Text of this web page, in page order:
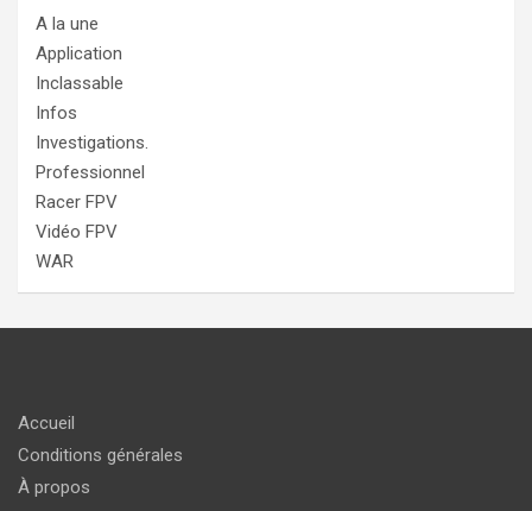
A la une
Application
Inclassable
Infos
Investigations.
Professionnel
Racer FPV
Vidéo FPV
WAR
Accueil
Conditions générales
À propos